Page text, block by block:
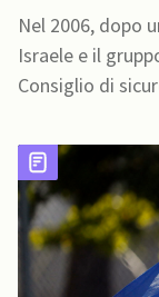
Hezbollah?
Nel 2006, dopo
Israele e il
Consiglio di